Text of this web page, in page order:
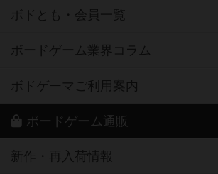
ボドとも・会員一覧
ボードゲーム業界コラム
ボドゲーマご利用案内
ボードゲーム通販
新作・再入荷情報